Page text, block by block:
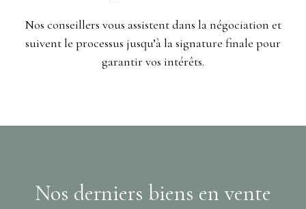
Nos conseillers vous assistent dans la négociation et
suivent le processus jusqu’à la signature finale pour
garantir vos intérêts.
Nos derniers biens en vente